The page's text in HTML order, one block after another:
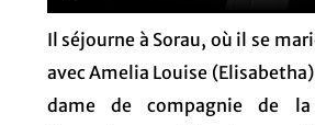
Il séjourne à Sorau, où il se
avec Amelia Louise
dame de compagnie de